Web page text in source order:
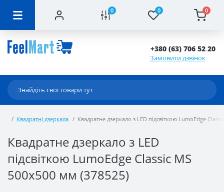
0 0 0
+380 (63) 706 52 20
Замовити дзвінок
Квадратні дзеркала Квадратне дзеркало з LED підсвіткою LumoEdge
Квадратне дзеркало з LED
підсвіткою LumoEdge Classic MS
500x500 мм (378525)